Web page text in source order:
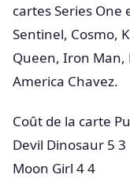
cartes Series
Sentinel, Cosmo,
Queen, Iron Man,
America Chavez.
Coût de la carte
Devil Dinosaur 5 3
Moon Girl 4 4